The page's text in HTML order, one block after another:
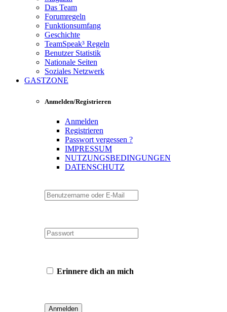
Das Team
Forumregeln
Funktionsumfang
Geschichte
TeamSpeak³ Regeln
Benutzer Statistik
Nationale Seiten
Soziales Netzwerk
GASTZONE
Anmelden/Registrieren
Anmelden
Registrieren
Passwort vergessen ?
IMPRESSUM
NUTZUNGSBEDINGUNGEN
DATENSCHUTZ
Erinnere dich an mich